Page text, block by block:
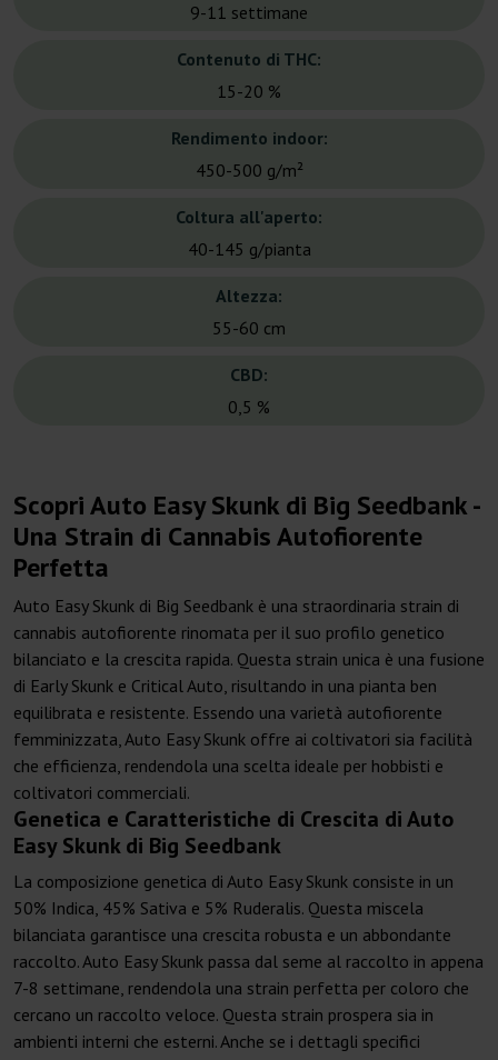
9-11 settimane
Contenuto di THC:
15-20 %
Rendimento indoor:
450-500 g/m²
Coltura all'aperto:
40-145 g/pianta
Altezza:
55-60 cm
CBD:
0,5 %
Scopri Auto Easy Skunk di Big Seedbank -
Una Strain di Cannabis Autofiorente
Perfetta
Auto Easy Skunk di Big Seedbank è una straordinaria strain di
cannabis autofiorente rinomata per il suo profilo genetico
bilanciato e la crescita rapida. Questa strain unica è una fusione
di Early Skunk e Critical Auto, risultando in una pianta ben
equilibrata e resistente. Essendo una varietà autofiorente
femminizzata, Auto Easy Skunk offre ai coltivatori sia facilità
che efficienza, rendendola una scelta ideale per hobbisti e
coltivatori commerciali.
Genetica e Caratteristiche di Crescita di Auto
Easy Skunk di Big Seedbank
La composizione genetica di Auto Easy Skunk consiste in un
50% Indica, 45% Sativa e 5% Ruderalis. Questa miscela
bilanciata garantisce una crescita robusta e un abbondante
raccolto. Auto Easy Skunk passa dal seme al raccolto in appena
7-8 settimane, rendendola una strain perfetta per coloro che
cercano un raccolto veloce. Questa strain prospera sia in
ambienti interni che esterni. Anche se i dettagli specifici